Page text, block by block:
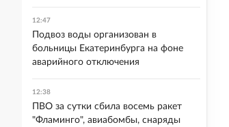
12:47
Подвоз воды организован в
больницы Екатеринбурга на фоне
аварийного отключения
12:38
ПВО за сутки сбила восемь ракет
"Фламинго", авиабомбы, снаряды